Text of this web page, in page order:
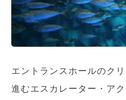
エントランスホールのク
進むエスカレーター・ア